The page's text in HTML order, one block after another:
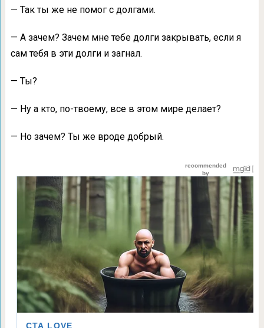
— Так ты же не помог с долгами.
— А зачем? Зачем мне тебе долги закрывать, если я
сам тебя в эти долги и загнал.
— Ты?
— Ну а кто, по-твоему, все в этом мире делает?
— Но зачем? Ты же вроде добрый.